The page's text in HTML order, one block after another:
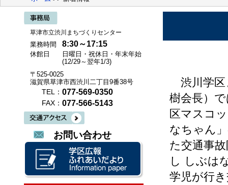
草津市立渋川まちづくりセンター
業務時間 8:30～17:15
休館日
日曜日・祝休日・年末年始
(12/29～翌年1/3)
〒525-0025
滋賀県草津市西渋川二丁目9番38号
TEL： 077-569-0350
FAX： 077-566-5143
お問い合わせ
渋川学区
樹会長）
区マスコ
なちゃん
た交通事
し しぶは
学児が行